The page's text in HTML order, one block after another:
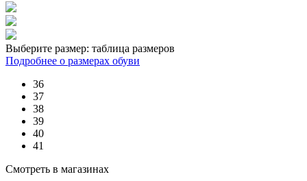
Выберите размер: таблица размеров
Подробнее о размерах обуви
36
37
38
39
40
41
Смотреть в магазинах